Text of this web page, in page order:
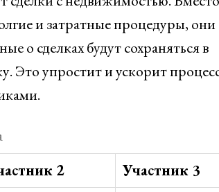
и затратные процедуры, они
о сделках будут сохраняться в
Это упростит и ускорит
2
Участник 3